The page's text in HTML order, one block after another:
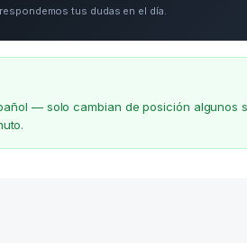
tus dudas en el día.
— solo cambian de posición algunos